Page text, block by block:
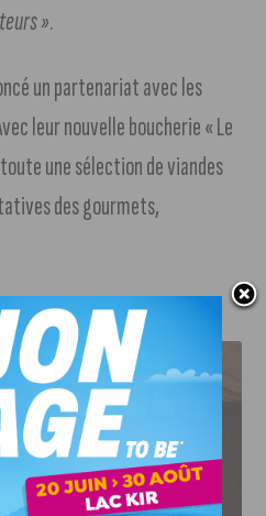
».
un partenariat avec les
leur nouvelle boucherie « Le
une sélection de viandes
des gourmets,